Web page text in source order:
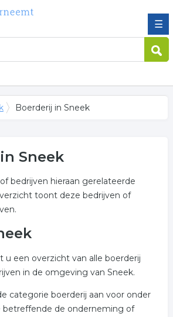
☰
Boerderij in Sneek
Sneek
bedrijven hieraan gerelateerde
toont deze bedrijven of
u een overzicht van alle boerderij
in de omgeving van Sneek.
categorie boerderij aan voor onder
betreffende de onderneming of